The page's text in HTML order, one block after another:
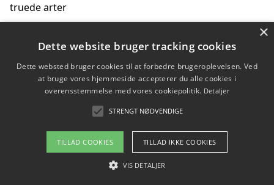
truede arter
Hvordan kan gaver til unge voksne støtte bevarelsen
Copyright 2026 - Pilanto Aps
Om / kontakt
Blog Betingelser
×
Dette website bruger tracking cookies
Dette websted bruger cookies til at forbedre brugeroplevelsen. Ved
at bruge vores hjemmeside accepterer du alle cookies i
overensstemmelse med vores cookiepolitik. Detaljer
STRENGT NØDVENDIGE
TILLAD COOKIES TILLAD IKKE COOKIES
VIS DETALJER